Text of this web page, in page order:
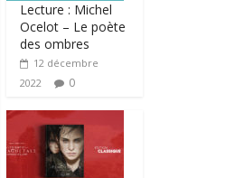
Lecture : Michel
Ocelot – Le poète
des ombres
12 décembre
2022
0